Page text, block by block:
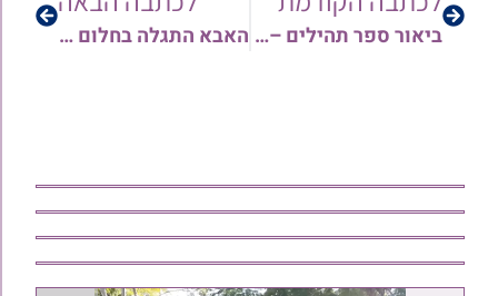
ביאור ספר תהילים – פרקים י"ט-כ"א | הרב יורם סרי האבא התגלה בחלום מצמרר: "אני נמצא בהיכל של אור החיים הקדוש!" | הרב יהודה סעדיה